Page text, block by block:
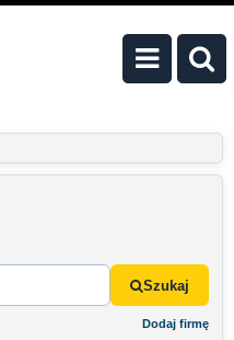
Szukaj
Dodaj firmę